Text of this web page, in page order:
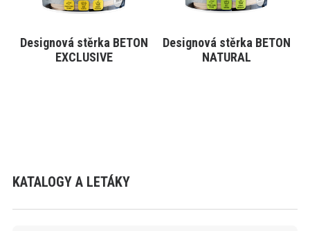
KATALOGY A LETÁKY
VYBRAT VARIANTU
Designová stěrka BETON
EXCLUSIVE
VYBRAT VARIANTU
Designová stěrka BETON
NATURAL